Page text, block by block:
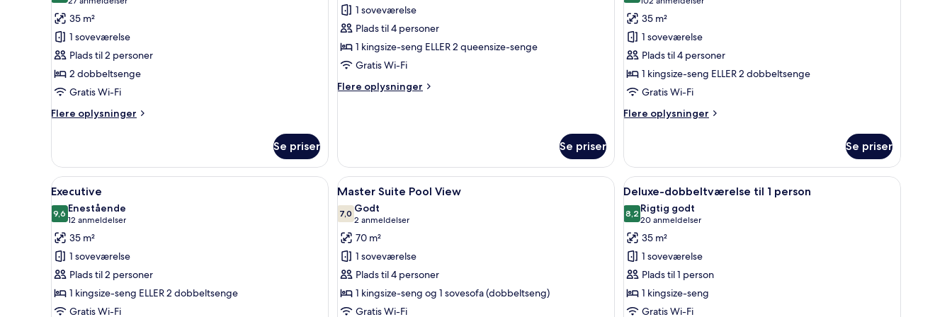
af
Deluxe
Superior
anmeldelser)
35 m²
1 soveværelse
Plads til 2 personer
2 dobbeltsenge
Gratis Wi-Fi
Flere oplysninger
Flere
Superior
Se priser
af
Deluxe-
værelse
-
til
1 soveværelse
Plads til 4 personer
1 kingsize-seng ELLER 2 queensize-senge
Gratis Wi-Fi
Flere oplysninger
Flere
udsigt
til
pool
Se priser
af
Deluxe
anmeldelser)
35 m²
1 soveværelse
Plads til 4 personer
1 kingsize-seng ELLER 2 dobbeltsenge
Gratis Wi-Fi
Flere oplysninger
Flere
Se priser
Indlæs
alle
billeder
af
Executive
Et hotelværelse med seng, sofa, skrivebord, fjernsyn og spejl.
5
Executive
9,69,6 ud af 10
Enestående
12 anmeldelser
(12
anmeldelser)
35 m²
1 soveværelse
Plads til 2 personer
1 kingsize-seng ELLER 2 dobbeltsenge
Gratis Wi-Fi
Indlæs
alle
billeder
af
Master
Suite
Pool
View
Et moderne hotelværelse med en stor seng, et lille natbord, en stol og et stort spejl.
6
Master Suite Pool View
7,07,0 ud af 10
Godt
2 anmeldelser
(2
anmeldelser)
70 m²
1 soveværelse
Plads til 4 personer
1 kingsize-seng og 1 sovesofa (dobbeltseng)
Gratis Wi-Fi
Indlæs
alle
billeder
af
Deluxe-
dobbeltværelse
til
1
person
Et hotelværelse med to senge, et
5
Deluxe-dobbeltværelse til 1 person
8,28,2 ud af 10
Rigtig godt
20 anmeldelser
(20
anmeldelser)
35 m²
1 soveværelse
Plads til 1 person
1 kingsize-seng
Gratis Wi-Fi